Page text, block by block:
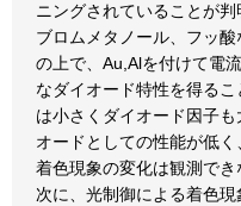
ニングされていることが判
ブロムメタノール、フッ
の上で、Au,Alを付けて電
なダイオード特性を得る
は小さくダイオード因子
オードとしての性能が低
着色現象の変化は観測でき
次に、光制御による着色